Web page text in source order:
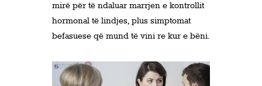
mirë për të ndaluar marrjen e kontrollit
hormonal të lindjes, plus simptomat
befasuese që mund të vini re kur e bëni.